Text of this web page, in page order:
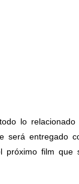
lo
será entregado
próximo film que